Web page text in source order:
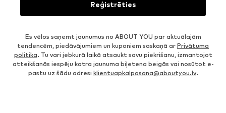
Reģistrēties
Es vēlos saņemt jaunumus no ABOUT YOU par aktuālajām
tendencēm, piedāvājumiem un kuponiem saskaņā ar Privātuma
politika. Tu vari jebkurā laikā atsaukt savu piekrišanu, izmantojot
atteikšanās iespēju katra jaunuma biļetena beigās vai nosūtot e-
pastu uz šādu adresi klientuapkalposana@aboutyou.lv.